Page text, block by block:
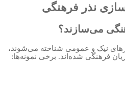
نذر فرهنگی
می‌سازند؟
نیک و عمومی شناخته می‌شوند،
فرهنگی شده‌اند. برخی نمونه‌ها: